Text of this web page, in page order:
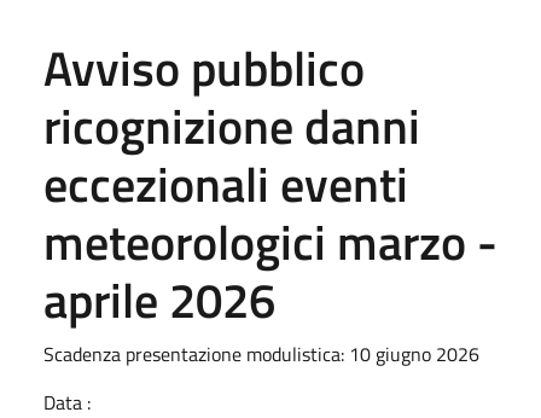
Avviso pubblico
ricognizione danni
eccezionali eventi
meteorologici marzo -
aprile 2026
Scadenza presentazione modulistica: 10 giugno 2026
Data :